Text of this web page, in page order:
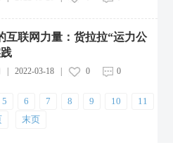
互联网力量：货拉拉“运力公
| 2022-03-18| 0 0
5 6 7 8 9 10
11
末页
略合作
式签署战略合作协议